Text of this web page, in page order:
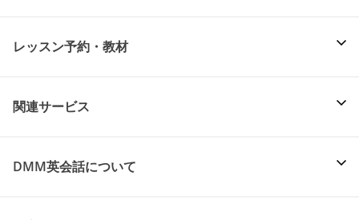
レッスン予約・教材
関連サービス
DMM英会話について